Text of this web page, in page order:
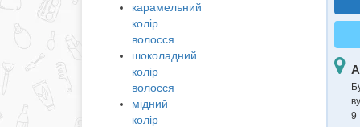
карамельний
колір
волосся
шоколадний
колір
волосся
мідний
колір
9